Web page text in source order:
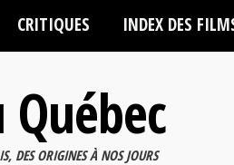
CRITIQUES INDEX DES
DES ORIGINES À NOS JOURS